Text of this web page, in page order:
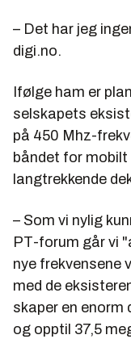
– Det har jeg
digi.no.
Ifølge ham er
selskapets
på 450 Mhz-
båndet for
langtrekkende
– Som vi nylig
PT-forum går vi
nye frekvensene
med de
skaper en enorm
og opptil 37,5